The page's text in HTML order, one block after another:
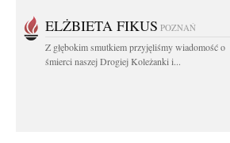
ELŻBIETA FIKUS POZNAŃ
Z głębokim smutkiem przyjęliśmy wiadomość o
śmierci naszej Drogiej Koleżanki i...